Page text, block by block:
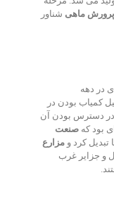
ماهی شناور
در دهه
کمیاب بودن در
در دسترس بودن آن
بود که صنعت
کرد و مزارع
و جزایر غرب
.